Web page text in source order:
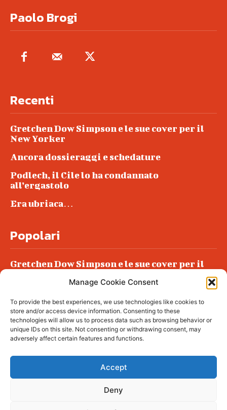
Manage Cookie Consent
To provide the best experiences, we use technologies like cookies to
store and/or access device information. Consenting to these
technologies will allow us to process data such as browsing behavior or
unique IDs on this site. Not consenting or withdrawing consent, may
adversely affect certain features and functions.
Accept
Deny
Paolo Brogi
Recenti
Gretchen Dow Simpson e le sue cover per il
New Yorker
Ancora dossieraggi e schedature
Podlech, il Cile lo ha condannato
all’ergastolo
Era ubriaca…
Popolari
Gretchen Dow Simpson e le sue cover per il
Podlech, il Cile lo ha condannato
all’ergastolo
Era ubriaca…
© tagDiv - All rights reserved. Made with